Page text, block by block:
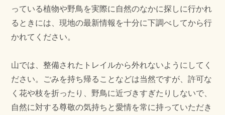
っている植物や野鳥を実際に自然のなかに探しに行かれ
るときには、現地の最新情報を十分に下調べしてから行
かれてください。
山では、整備されたトレイルから外れないようにしてく
ださい。ごみを持ち帰ることなどは当然ですが、許可な
く花や枝を折ったり、野鳥に近づきすぎたりしないで、
自然に対する尊敬の気持ちと愛情を常に持っていただき